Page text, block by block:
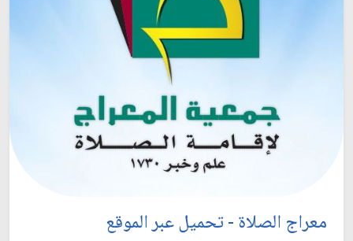
معراج الصلاة - تحميل عبر الموقع